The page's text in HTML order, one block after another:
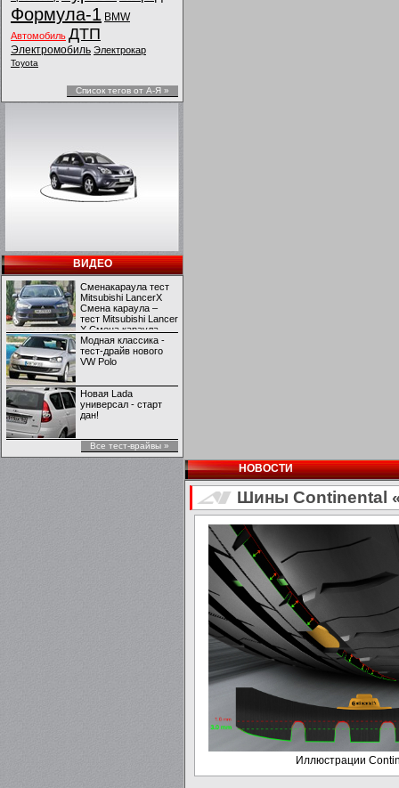
Формула-1 BMW
Автомобиль ДТП
Электромобиль Электрокар
Toyota
Список тегов от А-Я »
ВИДЕО
Сменакараула тест
Mitsubishi LancerX
Смена караула –
тест Mitsubishi Lancer
X Смена караула –
тест Mitsubishi Lancer
X
Модная классика -
тест-драйв нового
VW Polo
Новая Lada
универсал - старт
дан!
Все тест-врайвы »
НОВОСТИ
Шины Continental
Иллюстрации